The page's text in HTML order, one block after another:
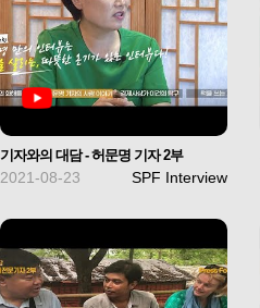
기자와의 대담 - 허문명 기자 2부
2021-08-23 SPF Interview